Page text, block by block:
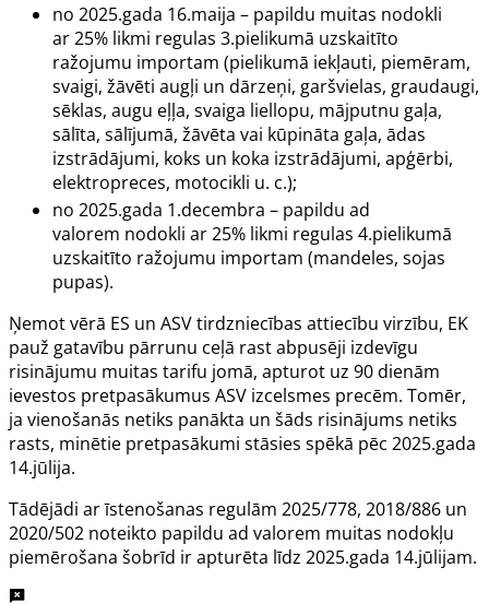
no 2025.gada 16.maija – papildu muitas nodokli
ar 25% likmi regulas 3.pielikumā uzskaitīto
ražojumu importam (pielikumā iekļauti, piemēram,
svaigi, žāvēti augļi un dārzeņi, garšvielas, graudaugi,
sēklas, augu eļļa, svaiga liellopu, mājputnu gaļa,
sālīta, sālījumā, žāvēta vai kūpināta gaļa, ādas
izstrādājumi, koks un koka izstrādājumi, apģērbi,
elektropreces, motocikli u. c.);
no 2025.gada 1.decembra – papildu ad
valorem nodokli ar 25% likmi regulas 4.pielikumā
uzskaitīto ražojumu importam (mandeles, sojas
pupas).
Ņemot vērā ES un ASV tirdzniecības attiecību virzību, EK
pauž gatavību pārrunu ceļā rast abpusēji izdevīgu
risinājumu muitas tarifu jomā, apturot uz 90 dienām
ievestos pretpasākumus ASV izcelsmes precēm. Tomēr,
ja vienošanās netiks panākta un šāds risinājums netiks
rasts, minētie pretpasākumi stāsies spēkā pēc 2025.gada
14.jūlija.
Tādējādi ar īstenošanas regulām 2025/778, 2018/886 un
2020/502 noteikto papildu ad valorem muitas nodokļu
piemērošana šobrīd ir apturēta līdz 2025.gada 14.jūlijam.